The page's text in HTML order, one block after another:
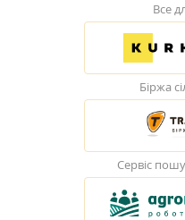
Все
Біржа
Сервіс